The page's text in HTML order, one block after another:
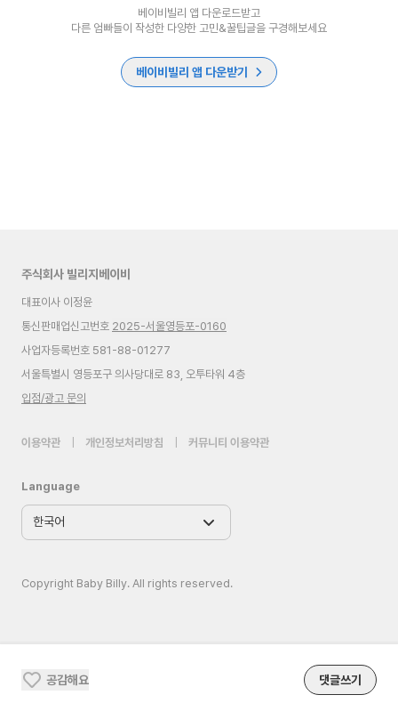
공감해요 댓글쓰기
베이비빌리 앱 다운로드받고
다른 엄빠들이 작성한 다양한 고민&꿀팁글을 구경해보세요
베이비빌리 앱 다운받기
주식회사 빌리지베이비
대표이사 이정윤
통신판매업신고번호 2025-서울영등포-0160
사업자등록번호 581-88-01277
서울특별시 영등포구 의사당대로 83, 오투타워 4층
입점/광고 문의
이용약관 개인정보처리방침 커뮤니티 이용약관
Language
Copyright Baby Billy. All rights reserved.